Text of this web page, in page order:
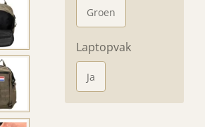
Groen
Laptopvak
Ja